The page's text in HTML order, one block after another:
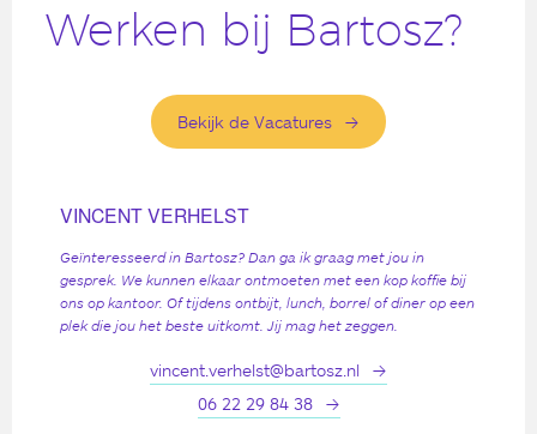
Werken bij Bartosz?
Bekijk de Vacatures
VINCENT VERHELST
Geïnteresseerd in Bartosz? Dan ga ik graag met jou in
gesprek. We kunnen elkaar ontmoeten met een kop koffie bij
ons op kantoor. Of tijdens ontbijt, lunch, borrel of diner op een
plek die jou het beste uitkomt. Jij mag het zeggen.
vincent.verhelst@bartosz.nl
06 22 29 84 38